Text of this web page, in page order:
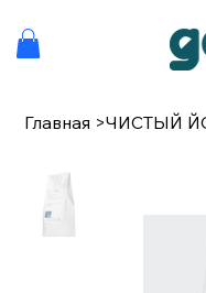
Главная >ЧИСТЫЙ